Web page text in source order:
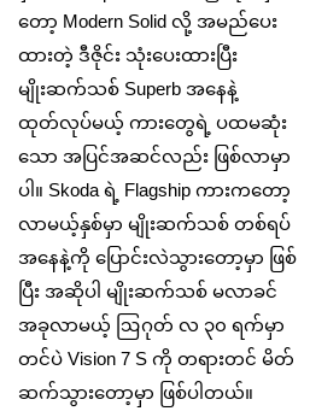
တော့ Modern Solid လို့ အမည်ပေး
ထားတဲ့ ဒီဇိုင်း သုံးပေးထားပြီး
မျိုးဆက်သစ် Superb အနေနဲ့
ထုတ်လုပ်မယ့် ကားတွေရဲ့ ပထမဆုံး
သော အပြင်အဆင်လည်း ဖြစ်လာမှာ
ပါ။ Skoda ရဲ့ Flagship ကားကတော့
လာမယ့်နှစ်မှာ မျိုးဆက်သစ် တစ်ရပ်
အနေနဲ့ကို ပြောင်းလဲသွားတော့မှာ ဖြစ်
ပြီး အဆိုပါ မျိုးဆက်သစ် မလာခင်
အခုလာမယ့် ဩဂုတ် လ ၃၀ ရက်မှာ
တင်ပဲ Vision 7 S ကို တရားတင် မိတ်
ဆက်သွားတော့မှာ ဖြစ်ပါတယ်။